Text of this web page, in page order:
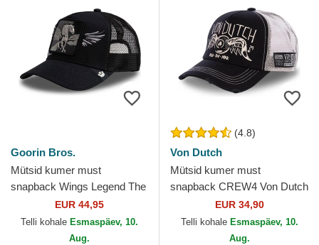
Goorin Bros.
Mütsid kumer must
snapback Wings Legend The
Farm Goorin Bros.
EUR 44,95
Telli kohale Esmaspäev, 10.
Aug.
(4.8)
Von Dutch
Mütsid kumer must
snapback CREW4 Von Dutch
EUR 34,90
Telli kohale Esmaspäev, 10.
Aug.